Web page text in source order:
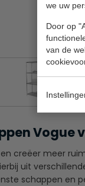
we uw
Door op
van de
Vogue
creëer meer
uit
schappen en